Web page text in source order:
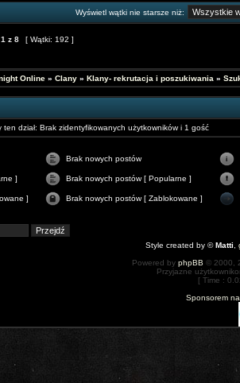
Wyświetl wątki nie starsze niż:
1 z 8 [ Wątki: 192 ]
Online » Clany » Klany- rekrutacja i poszukiwania »
ten dział: Brak zidentyfikowanych użytkowników i 1 gość
Brak nowych postów
] Brak nowych postów [ Popularne ]
] Brak nowych postów [ Zablokowane ]
Style created by ©Matti
Powered by phpBB © 2000,
Przyjazne
[ Time :
Sponsorem